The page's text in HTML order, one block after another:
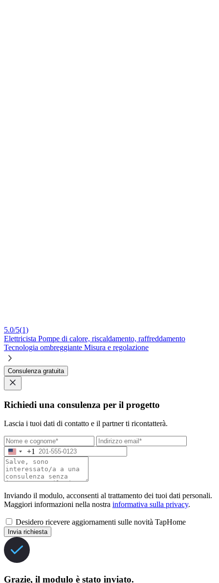
5.0/5(1)
Elettricista Pompe di calore, riscaldamento, raffreddamento
Tecnologia ombreggiante Misura e regolazione
Consulenza gratuita
Richiedi una consulenza per il progetto
Lascia i tuoi dati di contatto e il partner ti ricontatterà.
+1
Inviando il modulo, acconsenti al trattamento dei tuoi dati personali.
Maggiori informazioni nella nostra informativa sulla privacy.
Desidero ricevere aggiornamenti sulle novità TapHome
Invia richiesta
Grazie, il modulo è stato inviato.